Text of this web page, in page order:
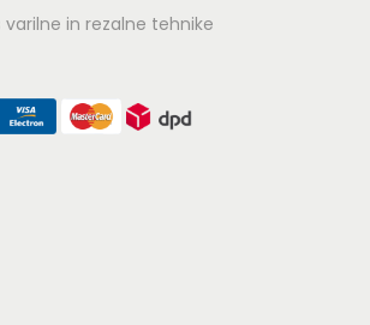
varilne in rezalne tehnike